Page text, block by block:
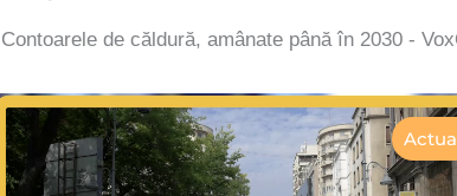
Contoarele de căldură, amânate până în 2030 -